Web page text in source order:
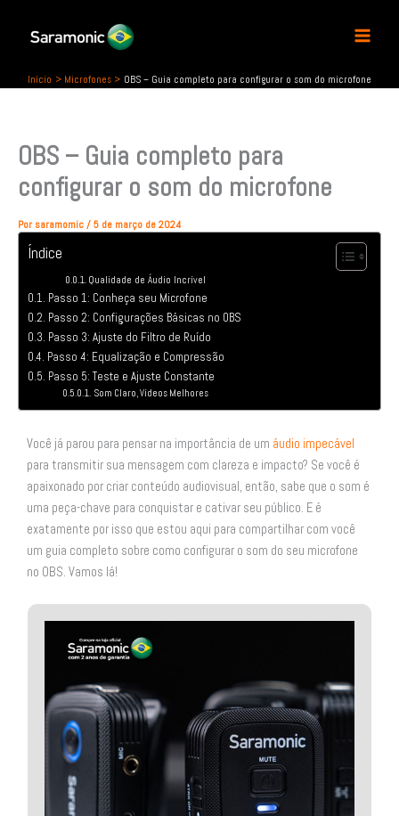
conteúdo
Início Microfones OBS – Guia completo para configurar o som do microfone
OBS – Guia completo para
configurar o som do microfone
Por saramomic / 5 de março de 2024
Índice
Qualidade de Áudio Incrível
Passo 1: Conheça seu Microfone
Passo 2: Configurações Básicas no OBS
Passo 3: Ajuste do Filtro de Ruído
Passo 4: Equalização e Compressão
Passo 5: Teste e Ajuste Constante
Som Claro, Vídeos Melhores
Você já parou para pensar na importância de um áudio impecável
para transmitir sua mensagem com clareza e impacto? Se você é
apaixonado por criar conteúdo audiovisual, então, sabe que o som é
uma peça-chave para conquistar e cativar seu público. E é
exatamente por isso que estou aqui para compartilhar com você
um guia completo sobre como configurar o som do seu microfone
no OBS. Vamos lá!
r